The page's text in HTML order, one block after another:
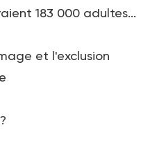
183 000 adultes...
et l'exclusion